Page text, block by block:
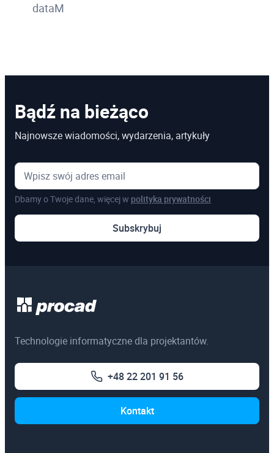
dataM
Bądź na bieżąco
Najnowsze wiadomości, wydarzenia, artykuły
Dbamy o Twoje dane, więcej w polityka prywatności
Subskrybuj
Technologie informatyczne dla projektantów.
+48 22 201 91 56
Kontakt